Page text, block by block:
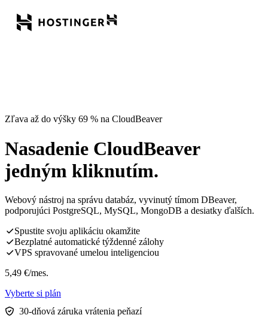
Zľava až do výšky 69 % na CloudBeaver
Nasadenie CloudBeaver
jedným kliknutím.
Webový nástroj na správu databáz, vyvinutý tímom DBeaver,
podporujúci PostgreSQL, MySQL, MongoDB a desiatky ďalších.
Spustite svoju aplikáciu okamžite
Bezplatné automatické týždenné zálohy
VPS spravované umelou inteligenciou
5,49 €/mes.
Vyberte si plán
30-dňová záruka vrátenia peňazí